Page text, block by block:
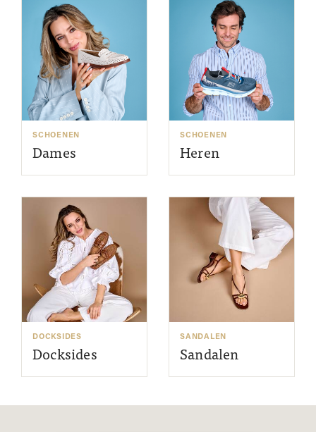
SCHOENEN
Dames
SCHOENEN
Heren
DOCKSIDES
Docksides
SANDALEN
Sandalen